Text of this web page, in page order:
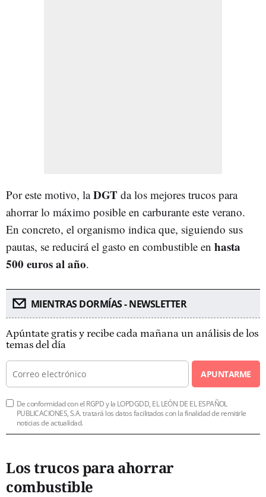
Por este motivo, laDGT da los mejores trucos para
ahorrar lo máximo posible en carburante este verano.
En concreto, el organismo indica que, siguiendo sus
pautas, se reducirá el gasto en combustible en hasta
500 euros al año.
MIENTRAS DORMÍAS - NEWSLETTER
Apúntate gratis y recibe cada mañana un análisis de los
temas del día
APUNTARME
De conformidad con el RGPD y la LOPDGDD, EL LEÓN DE EL ESPAÑOL
PUBLICACIONES, S.A. tratará los datos facilitados con la finalidad de remitirle
noticias de actualidad.
Los trucos para ahorrar
combustible